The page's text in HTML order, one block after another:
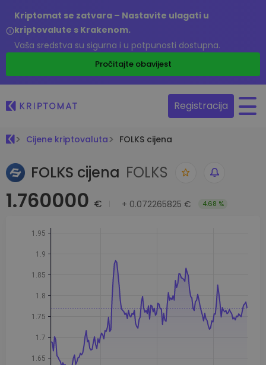
Kriptomat se zatvara – Nastavite ulagati u
kriptovalute s Krakenom.
Vaša sredstva su sigurna i u potpunosti dostupna.
Pročitajte obavijest
Registracija
Cijene kriptovaluta FOLKS cijena
FOLKS cijena FOLKS
1.760000 € + 0.072265825 € 4.68 %